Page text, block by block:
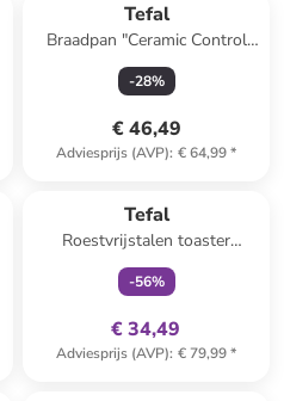
Tefal
Braadpan "Ceramic Control
Grey" zwart/grijs - Ø 28 cm
-28%
€ 46,49
Adviesprijs (AVP): € 64,99*
Tefal
Roestvrijstalen toaster
"Element"
-56%
€ 34,49
Adviesprijs (AVP): € 79,99*